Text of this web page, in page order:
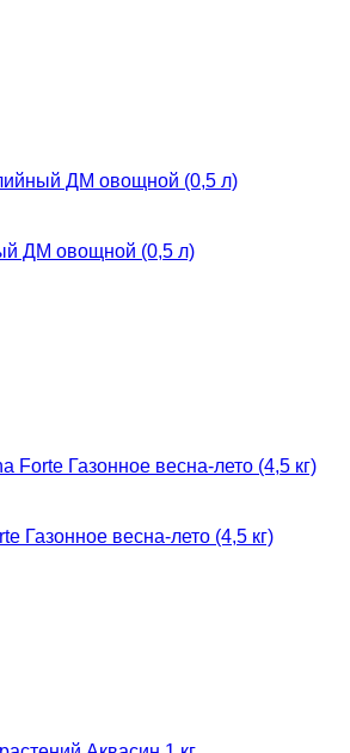
ДМ овощной (0,5 л)
Газонное весна-лето (4,5 кг)